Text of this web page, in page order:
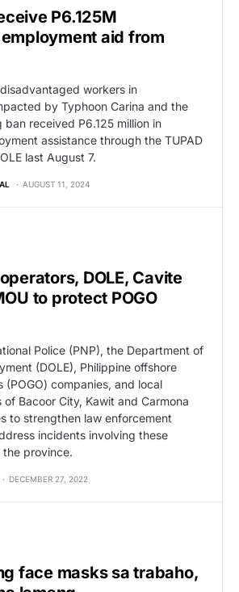
P6.125M
aid from
workers in
by Typhoon Carina and the
received P6.125 million in
assistance through the TUPAD
last August 7.
AUGUST 11, 2024
operators, DOLE, Cavite
to protect POGO
Police (PNP), the Department of
(DOLE), Philippine offshore
(POGO) companies, and local
Bacoor City, Kawit and Carmona
to strengthen law enforcement
incidents involving these
province.
DECEMBER 27, 2022
face masks sa trabaho,